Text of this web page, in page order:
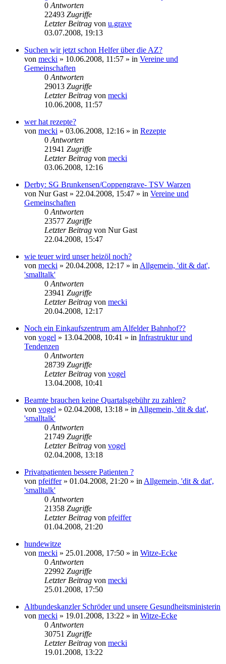
0 Antworten
22493 Zugriffe
Letzter Beitrag von u.grave
03.07.2008, 19:13
Suchen wir jetzt schon Helfer über die AZ?
von mecki » 10.06.2008, 11:57 » in Vereine und
Gemeinschaften
0 Antworten
29013 Zugriffe
Letzter Beitrag von mecki
10.06.2008, 11:57
wer hat rezepte?
von mecki » 03.06.2008, 12:16 » in Rezepte
0 Antworten
21941 Zugriffe
Letzter Beitrag von mecki
03.06.2008, 12:16
Derby: SG Brunkensen/Coppengrave- TSV Warzen
von Nur Gast » 22.04.2008, 15:47 » in Vereine und
Gemeinschaften
0 Antworten
23577 Zugriffe
Letzter Beitrag von Nur Gast
22.04.2008, 15:47
wie teuer wird unser heizöl noch?
von mecki » 20.04.2008, 12:17 » in Allgemein, 'dit & dat',
'smalltalk'
0 Antworten
23941 Zugriffe
Letzter Beitrag von mecki
20.04.2008, 12:17
Noch ein Einkaufszentrum am Alfelder Bahnhof??
von vogel » 13.04.2008, 10:41 » in Infrastruktur und
Tendenzen
0 Antworten
28739 Zugriffe
Letzter Beitrag von vogel
13.04.2008, 10:41
Beamte brauchen keine Quartalsgebühr zu zahlen?
von vogel » 02.04.2008, 13:18 » in Allgemein, 'dit & dat',
'smalltalk'
0 Antworten
21749 Zugriffe
Letzter Beitrag von vogel
02.04.2008, 13:18
Privatpatienten bessere Patienten ?
von pfeiffer» 01.04.2008, 21:20 » in Allgemein, 'dit & dat',
'smalltalk'
0 Antworten
21358 Zugriffe
Letzter Beitrag von pfeiffer
01.04.2008, 21:20
hundewitze
von mecki » 25.01.2008, 17:50 » in Witze-Ecke
0 Antworten
22992 Zugriffe
Letzter Beitrag von mecki
25.01.2008, 17:50
Altbundeskanzler Schröder und unsere Gesundheitsministerin
von mecki » 19.01.2008, 13:22 » in Witze-Ecke
0 Antworten
30751 Zugriffe
Letzter Beitrag von mecki
19.01.2008, 13:22